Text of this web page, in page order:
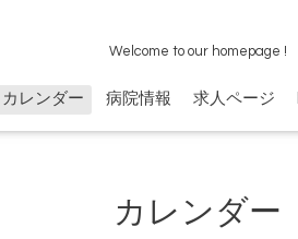
Welcome to our homepage !
カレンダー 病院情報 求人ページ
カレンダー